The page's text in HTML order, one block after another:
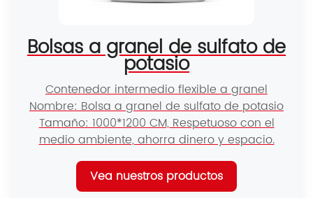
Bolsas a granel de sulfato de
potasio
Contenedor intermedio flexible a granel
Nombre: Bolsa a granel de sulfato de potasio
Tamaño: 1000*1200 CM, Respetuoso con el
medio ambiente, ahorra dinero y espacio.
Vea nuestros productos